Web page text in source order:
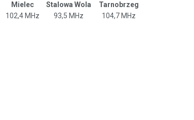
Mielec Stalowa Wola
Tarnobrzeg
102,4 MHz 93,5 MHz 104,7 MHz